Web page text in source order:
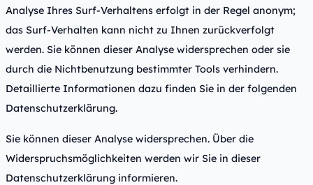
Analyse Ihres Surf-Verhaltens erfolgt in der Regel anonym;
das Surf-Verhalten kann nicht zu Ihnen zurückverfolgt
werden. Sie können dieser Analyse widersprechen oder sie
durch die Nichtbenutzung bestimmter Tools verhindern.
Detaillierte Informationen dazu finden Sie in der folgenden
Datenschutzerklärung.
Sie können dieser Analyse widersprechen. Über die
Widerspruchsmöglichkeiten werden wir Sie in dieser
Datenschutzerklärung informieren.